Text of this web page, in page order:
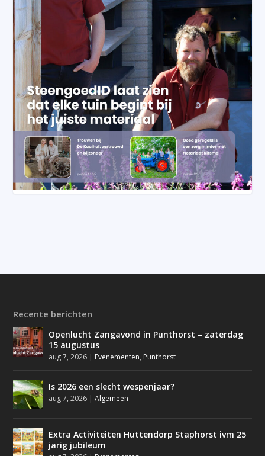
Recente berichten
Openlucht Zangavond in Punthorst – zaterdag
15 augustus
aug 7, 2026 | Evenementen, Punthorst
Is 2026 een slecht wespenjaar?
aug 7, 2026 |Algemeen
Extra Activiteiten Huttendorp Staphorst ivm 25
jarig jubileum